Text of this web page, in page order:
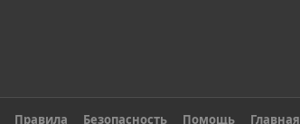
Правила Безопасность Помощь Главная